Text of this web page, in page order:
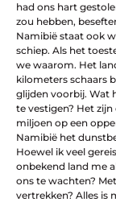
had ons hart
zou hebben,
Namibië staat ook
schiep. Als het
we waarom. Het
kilometers schaars
glijden voorbij. Wat
te vestigen? Het
miljoen op een
Namibië het
Hoewel ik veel
onbekend land me
ons te wachten?
vertrekken? Alles is